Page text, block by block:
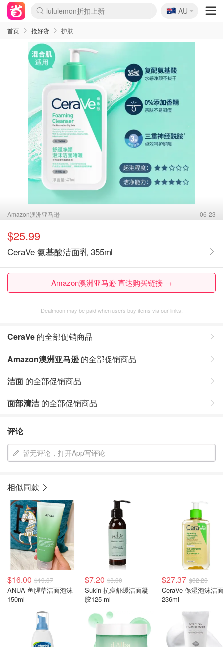
lululemon折扣上新
Sasa美妆护肤3.5折
SSENSE年中2.5折
FreshBeauty好价汇总
Cettire降价+叠9折
WWS Coles超市实拍
viagogo二手票捡漏
Myer超级周末
The Outnet奢牌1折起
David Jones 3折起
Flannels大牌1折
Perfumes Club护肤1折
AMIRO面罩$251
Amazon折扣汇总
eToro入金$200送$50
Amazon数码好物
ICONIC本周7.5折
ThedoubleF高奢地板价
Moose Knuckles 6折
丝芙兰5折起
EUFY摄像头$98
Selenichast首饰2折
Trip机票酒店促销
YSL送5件彩妆礼
Amazon家居好物
Amazon美妆护肤
雅漾大喷$8
过敏原检测盒$33
伊索独家赠50ml沐浴露
科颜氏高保湿面霜$29
SEALIFE海洋馆门票6折
丝塔芙大白罐$16
订阅Newsletter送香薰
Cult Beauty 6.8折
Harrods圣诞日历$525
LN-CC奢牌私促3折
d'Alba空姐喷雾$16
EVE LOM套装£56
Bernardelli独家4折
Adore Beauty 6折起
CT圣诞日历
Mytheresa奢品2.7折
Luxury Escapes 9折
Currentbody美容仪$881
MOON Garden Live
Roborock扫地机$649
Tingo Life水杯$24
Valentino官网5折
CR洗护套装$23
修丽可4件套$159
Myer彩妆2件7折
GANNI官网4.5折
Stylevana韩妆4折
Tessabit高奢8.5折
OGX洗发水$11
Amazon阿德莱德次日达
卡诗8.5折+赠礼
Philips Hue灯具8折
🇦🇺
AU
首页 抢好货 护肤
Amazon澳洲亚马逊 06-23
$25.99
CeraVe 氨基酸洁面乳 355ml
Amazon澳洲亚马逊 直达购买链接 →
Dealmoon may be paid when users buy items via our links.
CeraVe 的全部促销商品
Amazon澳洲亚马逊的全部促销商品
洁面 的全部促销商品
面部清洁的全部促销商品
评论
暂无评论，打开App写评论
相似同款
$16.00 $19.07
ANUA 鱼腥草洁面泡沫
150ml
$7.20 $8.00
Sukin 抗痘舒缓洁面凝
胶125 ml
$27.37 $32.20
CeraVe 保湿泡沫洁
236ml